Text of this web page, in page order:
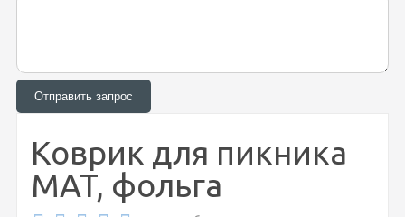
Коврик для пикника
MAT, фольга